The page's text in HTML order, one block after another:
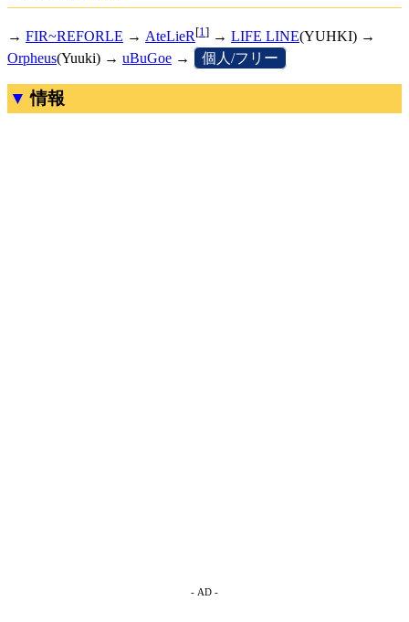
→ FIR~REFORLE → AteLieR [1] → LIFE LINE(YUHKI) →
Orpheus(Yuuki) → uBuGoe → 個人/フリー
情報
- AD -